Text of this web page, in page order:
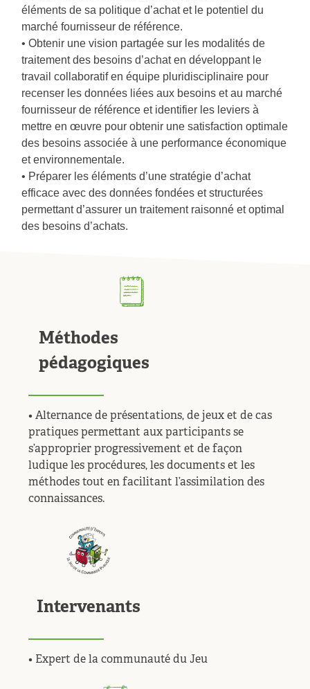
éléments de sa politique d’achat et le potentiel du
marché fournisseur de référence.
• Obtenir une vision partagée sur les modalités de
traitement des besoins d’achat en développant le
travail collaboratif en équipe pluridisciplinaire pour
recenser les données liées aux besoins et au marché
fournisseur de référence et identifier les leviers à
mettre en œuvre pour obtenir une satisfaction optimale
des besoins associée à une performance économique
et environnementale.
• Préparer les éléments d’une stratégie d’achat
efficace avec des données fondées et structurées
permettant d’assurer un traitement raisonné et optimal
des besoins d’achats.
Méthodes
pédagogiques
• Alternance de présentations, de jeux et de cas
pratiques permettant aux participants se
s’approprier progressivement et de façon
ludique les procédures, les documents et les
méthodes tout en facilitant l’assimilation des
connaissances.
Intervenants
• Expert de la communauté du Jeu